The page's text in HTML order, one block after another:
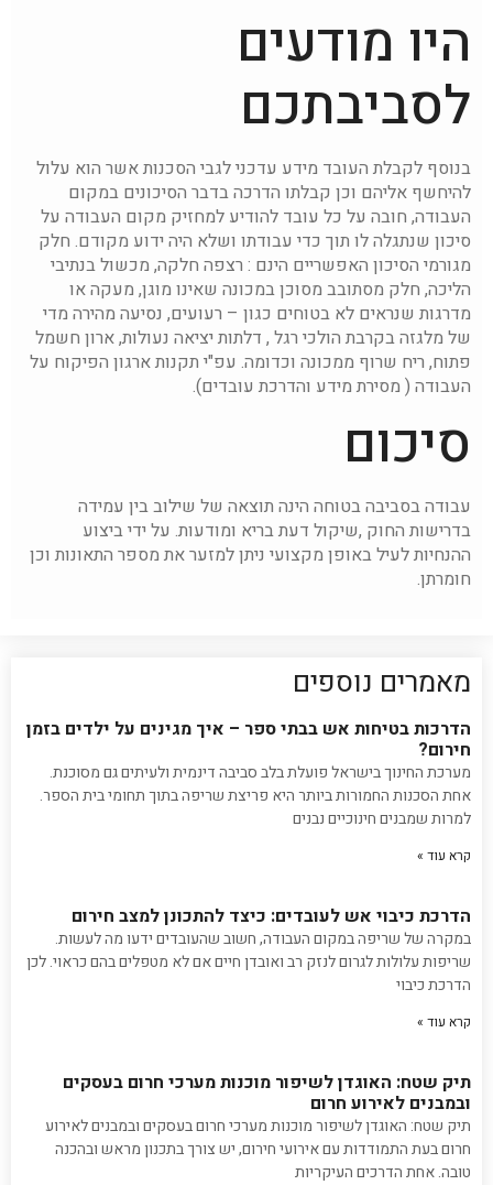
היו מודעים
לסביבתכם
בנוסף לקבלת העובד מידע עדכני לגבי הסכנות אשר הוא עלול
להיחשף אליהם וכן קבלתו הדרכה בדבר הסיכונים במקום
העבודה, חובה על כל עובד להודיע למחזיק מקום העבודה על
סיכון שנתגלה לו תוך כדי עבודתו ושלא היה ידוע מקודם. חלק
מגורמי הסיכון האפשריים הינם : רצפה חלקה, מכשול בנתיבי
הליכה, חלק מסתובב מסוכן במכונה שאינו מוגן, מעקה או
מדרגות שנראים לא בטוחים כגון – רעועים, נסיעה מהירה מדי
של מלגזה בקרבת הולכי רגל , דלתות יציאה נעולות, ארון חשמל
פתוח, ריח שרוף ממכונה וכדומה. עפ"י תקנות ארגון הפיקוח על
העבודה ( מסירת מידע והדרכת עובדים).
סיכום
עבודה בסביבה בטוחה הינה תוצאה של שילוב בין עמידה
בדרישות החוק ,שיקול דעת בריא ומודעות. על ידי ביצוע
ההנחיות לעיל באופן מקצועי ניתן למזער את מספר התאונות וכן
חומרתן.
מאמרים נוספים
הדרכות בטיחות אש בבתי ספר – איך מגינים על ילדים בזמן
חירום?
מערכת החינוך בישראל פועלת בלב סביבה דינמית ולעיתים גם מסוכנת.
אחת הסכנות החמורות ביותר היא פריצת שריפה בתוך תחומי בית הספר.
למרות שמבנים חינוכיים נבנים
קרא עוד »
הדרכת כיבוי אש לעובדים: כיצד להתכונן למצב חירום
במקרה של שריפה במקום העבודה, חשוב שהעובדים ידעו מה לעשות.
שריפות עלולות לגרום לנזק רב ואובדן חיים אם לא מטפלים בהם כראוי. לכן
הדרכת כיבוי
קרא עוד »
תיק שטח: האוגדן לשיפור מוכנות מערכי חרום בעסקים
ובמבנים לאירוע חרום
תיק שטח: האוגדן לשיפור מוכנות מערכי חרום בעסקים ובמבנים לאירוע
חרום בעת התמודדות עם אירועי חירום, יש צורך בתכנון מראש ובהכנה
טובה. אחת הדרכים העיקריות